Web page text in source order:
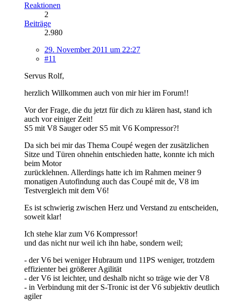
Reaktionen
2
Beiträge
2.980
29. November 2011 um 22:27
#11
Servus Rolf,
herzlich Willkommen auch von mir hier im Forum!!
Vor der Frage, die du jetzt für dich zu klären hast, stand ich
auch vor einiger Zeit!
S5 mit V8 Sauger oder S5 mit V6 Kompressor?!
Da sich bei mir das Thema Coupé wegen der zusätzlichen
Sitze und Türen ohnehin entschieden hatte, konnte ich mich
beim Motor
zurücklehnen. Allerdings hatte ich im Rahmen meiner 9
monatigen Autofindung auch das Coupé mit de, V8 im
Testvergleich mit dem V6!
Es ist schwierig zwischen Herz und Verstand zu entscheiden,
soweit klar!
Ich stehe klar zum V6 Kompressor!
und das nicht nur weil ich ihn habe, sondern weil;
- der V6 bei weniger Hubraum und 11PS weniger, trotzdem
effizienter bei größerer Agilität
- der V6 ist leichter, und deshalb nicht so träge wie der V8
- in Verbindung mit der S-Tronic ist der V6 subjektiv deutlich
agiler